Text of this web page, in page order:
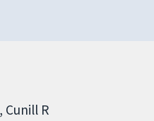
Cunill R